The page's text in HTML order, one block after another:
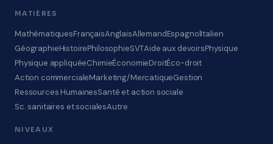
MATIÈRES
MathématiquesFrançaisAnglaisAllemandEspagnolItalien
GéographieHistoirePhilosophieSVTAide aux devoirsPhysique
Physique appliquéeChimieÉconomieDroitÉco-droit
Action commercialeMarketing/MercatiqueGestion
Ressources HumainesSanté et action sociale
Sc. sanitaires et socialesAutre
NIVEAUX